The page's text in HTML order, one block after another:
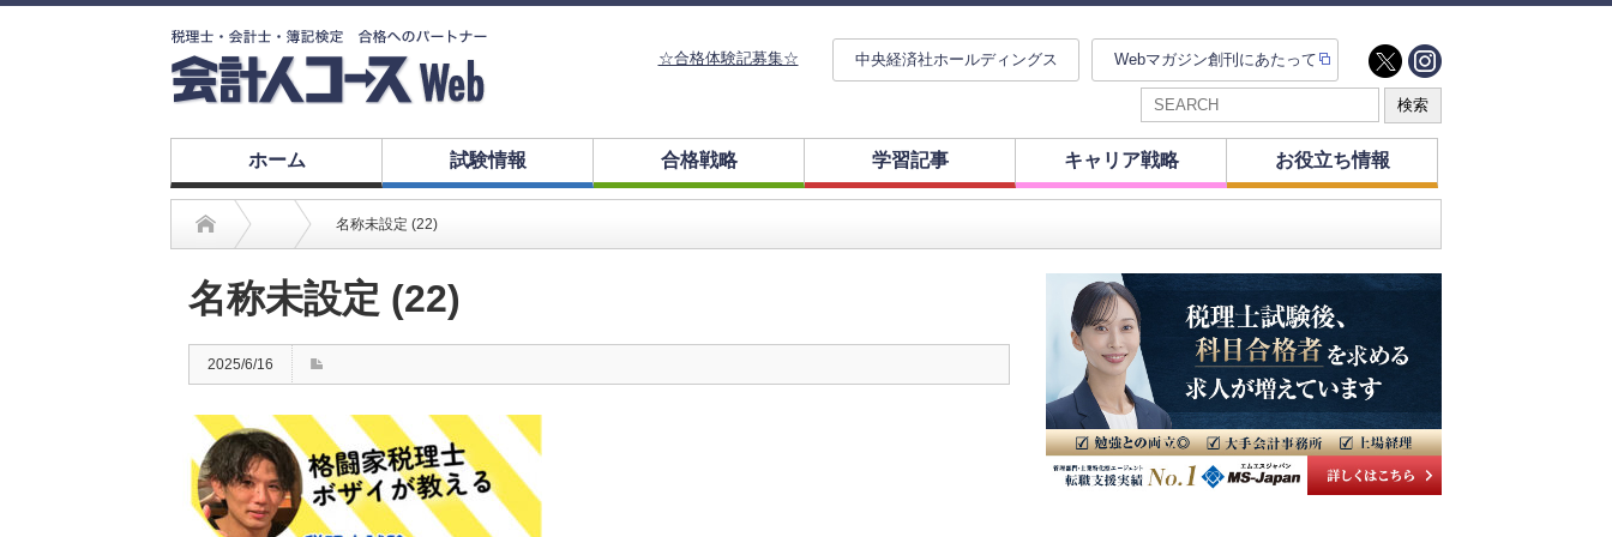
☆合格体験記募集☆ 中央経済社ホールディングス Webマガジン創刊にあたって
ホーム 試験情報 合格戦略 学習記事 キャリア戦略 お役立ち情報
名称未設定 (22)
名称未設定 (22)
2025/6/16